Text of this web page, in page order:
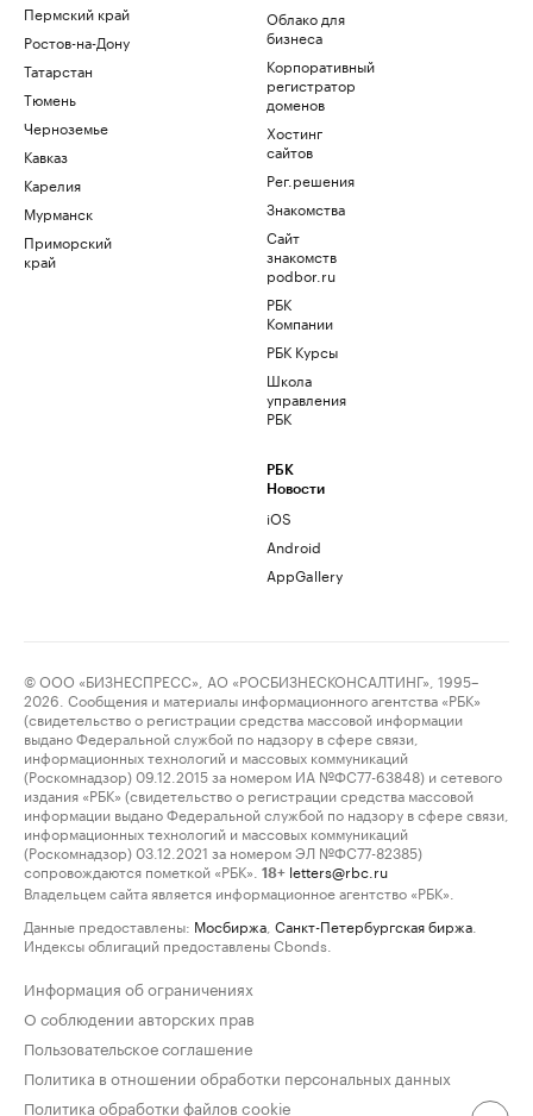
Пермский край
Ростов-на-Дону
Татарстан
Тюмень
Черноземье
Кавказ
Карелия
Мурманск
Приморский
край
Облако для
бизнеса
Корпоративный
регистратор
доменов
Хостинг
сайтов
Рег.решения
Знакомства
Сайт
знакомств
podbor.ru
РБК
Компании
РБК Курсы
Школа
управления
РБК
РБК
Новости
iOS
Android
AppGallery
© ООО «БИЗНЕСПРЕСС», АО «РОСБИЗНЕСКОНСАЛТИНГ», 1995–
2026. Сообщения и материалы информационного агентства «РБК»
(свидетельство о регистрации средства массовой информации
выдано Федеральной службой по надзору в сфере связи,
информационных технологий и массовых коммуникаций
(Роскомнадзор) 09.12.2015 за номером ИА №ФС77-63848) и сетевого
издания «РБК» (свидетельство о регистрации средства массовой
информации выдано Федеральной службой по надзору в сфере связи,
информационных технологий и массовых коммуникаций
(Роскомнадзор) 03.12.2021 за номером ЭЛ №ФС77-82385)
сопровождаются пометкой «РБК».
18+ letters@rbc.ru
Владельцем сайта является информационное агентство «РБК».
Данные предоставлены: Мосбиржа Санкт-Петербургская биржа
Индексы облигаций предоставлены Cbonds.
Информация об ограничениях
О соблюдении авторских прав
Пользовательское соглашение
Политика в отношении обработки персональных данных
Политика обработки файлов cookie